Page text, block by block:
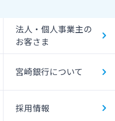
法人・個人事業主の
お客さま
宮崎銀行について
採用情報